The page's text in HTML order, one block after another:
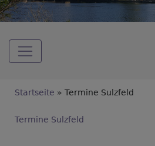
Hauptnavigation
Breadcrumb
Startseite Termine Sulzfeld
Termine Sulzfeld